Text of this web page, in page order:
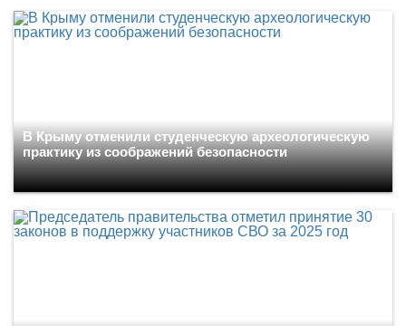
В Крыму отменили студенческую археологическую
практику из соображений безопасности